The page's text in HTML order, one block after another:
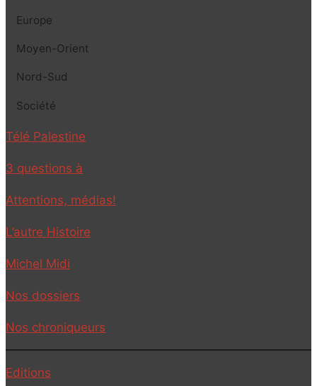
Europe
Moyen-Orient
Nord-Sud
Société
Télé Palestine
3 questions à
Attentions, médias!
L’autre Histoire
Michel Midi
Nos dossiers
Nos chroniqueurs
Editions